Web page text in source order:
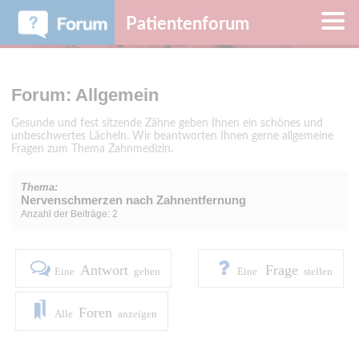
Patientenforum
Forum: Allgemein
Gesunde und fest sitzende Zähne geben Ihnen ein schönes und
unbeschwertes Lächeln. Wir beantworten Ihnen gerne allgemeine
Fragen zum Thema Zahnmedizin.
Thema:
Nervenschmerzen nach Zahnentfernung
Anzahl der Beiträge: 2
Eine Antwort geben Eine Frage stellen
Alle Foren anzeigen